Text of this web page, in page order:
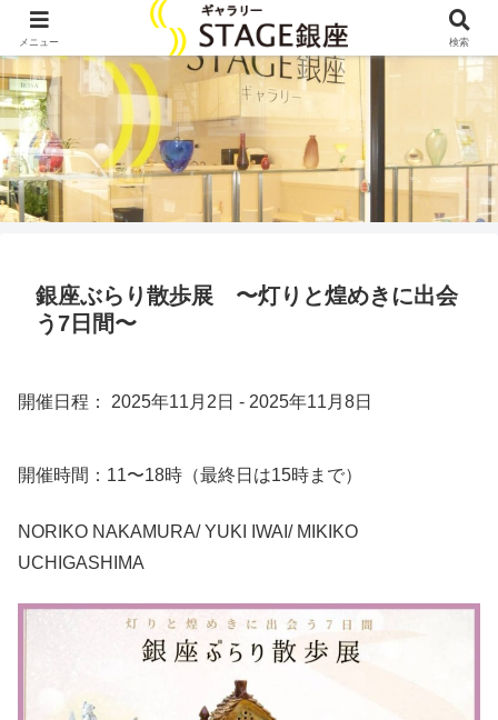
銀座ぶらり散歩展 〜灯りと煌めきに出会
う7日間〜
開催日程： 2025年11月2日 - 2025年11月8日
開催時間：11〜18時（最終日は15時まで）
NORIKO NAKAMURA/ YUKI IWAI/ MIKIKO
UCHIGASHIMA
メニュー 検索